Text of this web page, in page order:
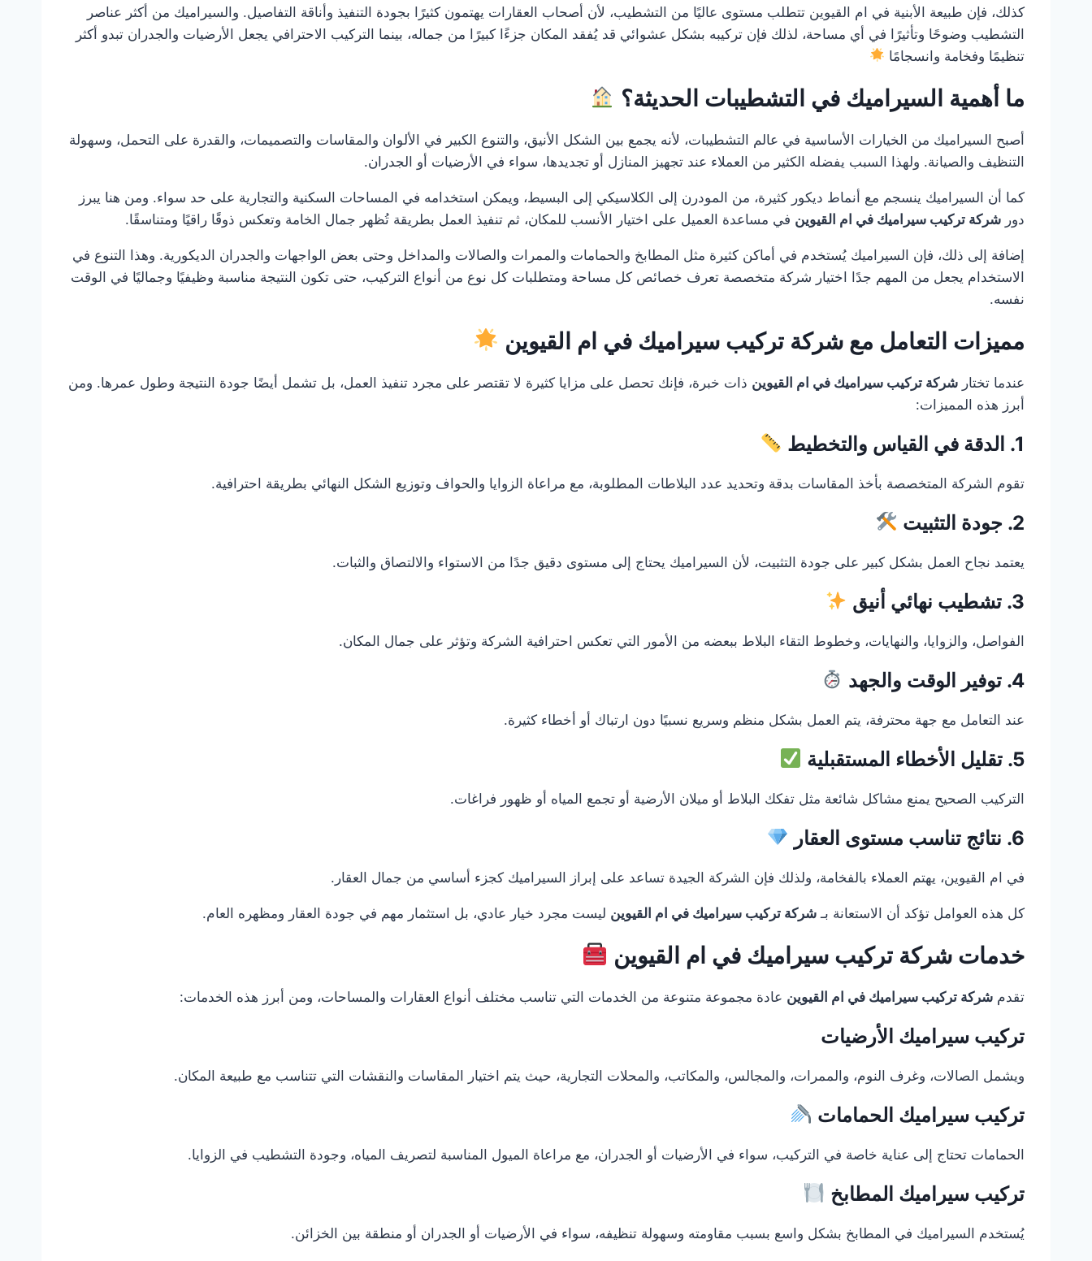
كذلك، فإن طبيعة الأبنية في ام القيوين تتطلب مستوى عاليًا من التشطيب، لأن أصحاب العقارات يهتمون كثيرًا بجودة التنفيذ وأناقة التفاصيل. والسيراميك من أكثر عناصر
التشطيب وضوحًا وتأثيرًا في أي مساحة، لذلك فإن تركيبه بشكل عشوائي قد يُفقد المكان جزءًا كبيرًا من جماله، بينما التركيب الاحترافي يجعل الأرضيات والجدران تبدو أكثر
تنظيمًا وفخامة وانسجامًا
ما أهمية السيراميك في التشطيبات الحديثة؟
أصبح السيراميك من الخيارات الأساسية في عالم التشطيبات، لأنه يجمع بين الشكل الأنيق، والتنوع الكبير في الألوان والمقاسات والتصميمات، والقدرة على التحمل، وسهولة
التنظيف والصيانة. ولهذا السبب يفضله الكثير من العملاء عند تجهيز المنازل أو تجديدها، سواء في الأرضيات أو الجدران.
كما أن السيراميك ينسجم مع أنماط ديكور كثيرة، من المودرن إلى الكلاسيكي إلى البسيط، ويمكن استخدامه في المساحات السكنية والتجارية على حد سواء. ومن هنا يبرز
دور شركة تركيب سيراميك في ام القيوين في مساعدة العميل على اختيار الأنسب للمكان، ثم تنفيذ العمل بطريقة تُظهر جمال الخامة وتعكس ذوقًا راقيًا ومتناسقًا.
إضافة إلى ذلك، فإن السيراميك يُستخدم في أماكن كثيرة مثل المطابخ والحمامات والممرات والصالات والمداخل وحتى بعض الواجهات والجدران الديكورية. وهذا التنوع في
الاستخدام يجعل من المهم جدًا اختيار شركة متخصصة تعرف خصائص كل مساحة ومتطلبات كل نوع من أنواع التركيب، حتى تكون النتيجة مناسبة وظيفيًا وجماليًا في الوقت
نفسه.
مميزات التعامل مع شركة تركيب سيراميك في ام القيوين
عندما تختار شركة تركيب سيراميك في ام القيوين ذات خبرة، فإنك تحصل على مزايا كثيرة لا تقتصر على مجرد تنفيذ العمل، بل تشمل أيضًا جودة النتيجة وطول عمرها. ومن
أبرز هذه المميزات:
1. الدقة في القياس والتخطيط
تقوم الشركة المتخصصة بأخذ المقاسات بدقة وتحديد عدد البلاطات المطلوبة، مع مراعاة الزوايا والحواف وتوزيع الشكل النهائي بطريقة احترافية.
2. جودة التثبيت
يعتمد نجاح العمل بشكل كبير على جودة التثبيت، لأن السيراميك يحتاج إلى مستوى دقيق جدًا من الاستواء والالتصاق والثبات.
3. تشطيب نهائي أنيق
الفواصل، والزوايا، والنهايات، وخطوط التقاء البلاط ببعضه من الأمور التي تعكس احترافية الشركة وتؤثر على جمال المكان.
4. توفير الوقت والجهد
عند التعامل مع جهة محترفة، يتم العمل بشكل منظم وسريع نسبيًا دون ارتباك أو أخطاء كثيرة.
5. تقليل الأخطاء المستقبلية
التركيب الصحيح يمنع مشاكل شائعة مثل تفكك البلاط أو ميلان الأرضية أو تجمع المياه أو ظهور فراغات.
6. نتائج تناسب مستوى العقار
في ام القيوين، يهتم العملاء بالفخامة، ولذلك فإن الشركة الجيدة تساعد على إبراز السيراميك كجزء أساسي من جمال العقار.
كل هذه العوامل تؤكد أن الاستعانة بـ شركة تركيب سيراميك في ام القيوين ليست مجرد خيار عادي، بل استثمار مهم في جودة العقار ومظهره العام.
خدمات شركة تركيب سيراميك في ام القيوين
تقدم شركة تركيب سيراميك في ام القيوين عادة مجموعة متنوعة من الخدمات التي تناسب مختلف أنواع العقارات والمساحات، ومن أبرز هذه الخدمات:
تركيب سيراميك الأرضيات
ويشمل الصالات، وغرف النوم، والممرات، والمجالس، والمكاتب، والمحلات التجارية، حيث يتم اختيار المقاسات والنقشات التي تتناسب مع طبيعة المكان.
تركيب سيراميك الحمامات
الحمامات تحتاج إلى عناية خاصة في التركيب، سواء في الأرضيات أو الجدران، مع مراعاة الميول المناسبة لتصريف المياه، وجودة التشطيب في الزوايا.
تركيب سيراميك المطابخ
يُستخدم السيراميك في المطابخ بشكل واسع بسبب مقاومته وسهولة تنظيفه، سواء في الأرضيات أو الجدران أو منطقة بين الخزائن.